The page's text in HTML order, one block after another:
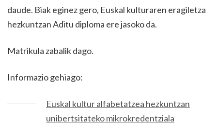
daude. Biak eginez gero, Euskal kulturaren eragiletza
hezkuntzan Aditu diploma ere jasoko da.
Matrikula zabalik dago.
Informazio gehiago:
Euskal kultur alfabetatzea hezkuntzan
unibertsitateko mikrokredentziala